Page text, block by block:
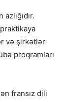
və şirkətlər
proqramları
fransız dili